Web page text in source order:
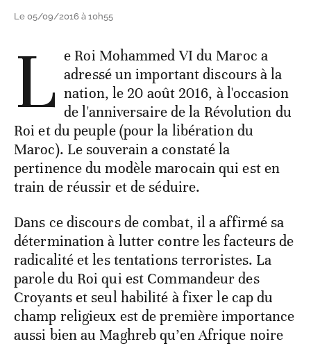
Le 05/09/2016 à 10h55
L e Roi Mohammed VI du Maroc a
adressé un important discours à la
nation, le 20 août 2016, à l'occasion
de l'anniversaire de la Révolution du
Roi et du peuple (pour la libération du
Maroc). Le souverain a constaté la
pertinence du modèle marocain qui est en
train de réussir et de séduire.
Dans ce discours de combat, il a affirmé sa
détermination à lutter contre les facteurs de
radicalité et les tentations terroristes. La
parole du Roi qui est Commandeur des
Croyants et seul habilité à fixer le cap du
champ religieux est de première importance
aussi bien au Maghreb qu’en Afrique noire